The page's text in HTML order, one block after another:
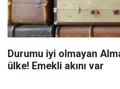
Durumu iyi olmayan
ülke! Emekli akını var